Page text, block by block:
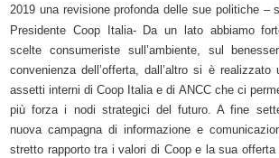
2019 una revisione profonda delle sue politiche –
Presidente Coop Italia- Da un lato abbiamo
scelte consumeriste sull’ambiente, sul
convenienza dell’offerta, dall’altro si è realizzato
assetti interni di Coop Italia e di ANCC che ci
più forza i nodi strategici del futuro. A fine
nuova campagna di informazione e
stretto rapporto tra i valori di Coop e la sua offerta